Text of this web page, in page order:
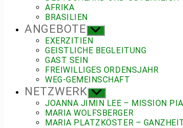
AFRIKA
BRASILIEN
ANGEBOTE
Untermenü
anzeigen
EXERZITIEN
GEISTLICHE BEGLEITUNG
GAST SEIN
FREIWILLIGES ORDENSJAHR
WEG-GEMEINSCHAFT
NETZWERK Untermenü
anzeigen
JOANNA JIMIN LEE – MISSION
MARIA WOLFSBERGER
MARIA PLATZKÖSTER –